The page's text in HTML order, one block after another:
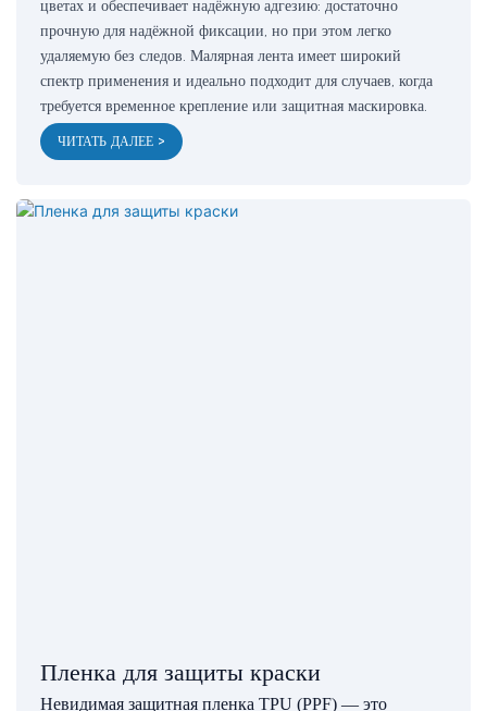
цветах и ​​обеспечивает надёжную адгезию: достаточно
прочную для надёжной фиксации, но при этом легко
удаляемую без следов. Малярная лента имеет широкий
спектр применения и идеально подходит для случаев, когда
требуется временное крепление или защитная маскировка.
ЧИТАТЬ ДАЛЕЕ >
Пленка для защиты краски
Невидимая защитная пленка TPU (PPF) — это